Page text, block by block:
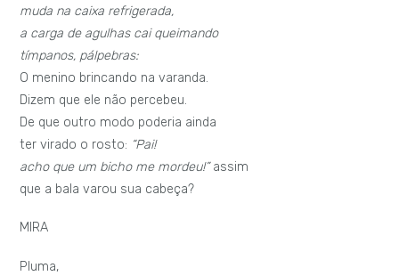
muda na caixa refrigerada,
a carga de agulhas cai queimando
tímpanos, pálpebras:
O menino brincando na varanda.
Dizem que ele não percebeu.
De que outro modo poderia ainda
ter virado o rosto: “Pai!
acho que um bicho me mordeu!”assim
que a bala varou sua cabeça?
MIRA
Pluma,